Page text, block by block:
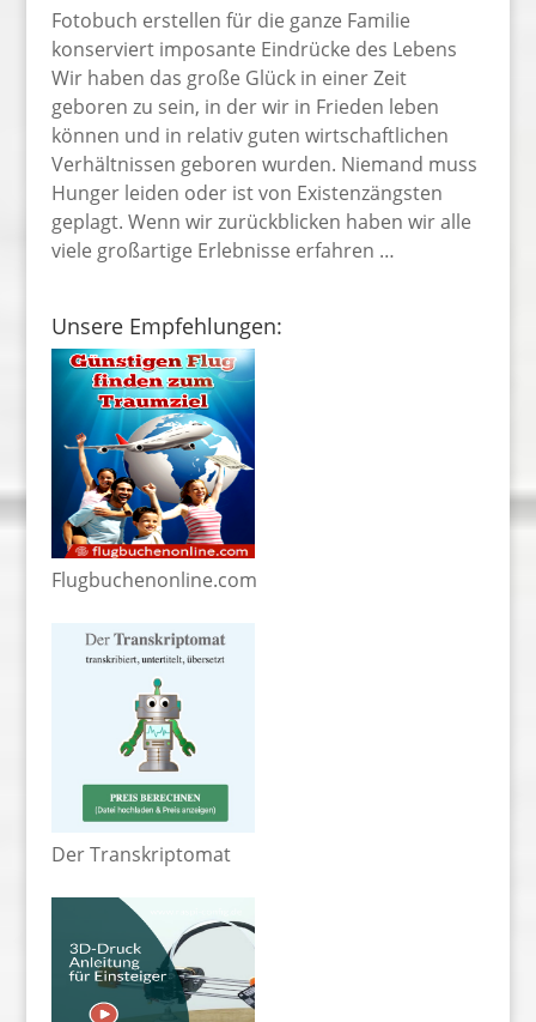
Fotobuch erstellen für die ganze Familie
konserviert imposante Eindrücke des Lebens
Wir haben das große Glück in einer Zeit
geboren zu sein, in der wir in Frieden leben
können und in relativ guten wirtschaftlichen
Verhältnissen geboren wurden. Niemand muss
Hunger leiden oder ist von Existenzängsten
geplagt. Wenn wir zurückblicken haben wir alle
viele großartige Erlebnisse erfahren …
Unsere Empfehlungen:
Flugbuchenonline.com
Der Transkriptomat